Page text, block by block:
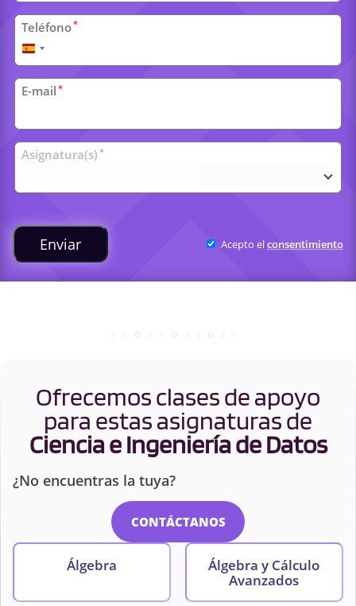
Teléfono*
España
+34
E-mail *
Clases
universitarias
Asignatura(s) *
Enviar Acepto elconsentimiento
Ofrecemos clases de apoyo
para estas asignaturas de
Ciencia e Ingeniería de Datos
¿No encuentras la tuya?
CONTÁCTANOS
Álgebra
Álgebra y Cálculo
Avanzados